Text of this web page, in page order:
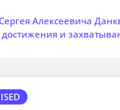
Алексеевича
и